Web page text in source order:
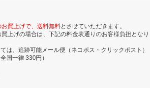
買上げで、送料無料とさせていただきます。
上げの場合は、下記の料金表通りのお客様負担となり
は、追跡可能メール便（ネコポス・クリックポスト）
国一律 330円）